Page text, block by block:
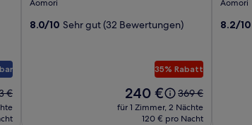
€
Green
Park
Aomori
8.0/10 Sehr gut (32 Bewertungen)
35% Rabatt
Der
Preis
beträgt
240 €
Der
alte
Preis
369 €
für 1 Zimmer, 2 Nächte
120 € pro Nacht
Center
Hotel
Aomori
8.2/10